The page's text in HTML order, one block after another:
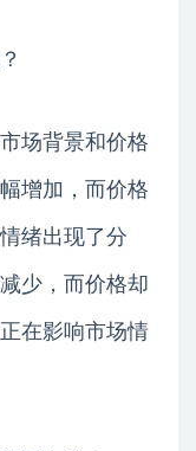
场背景和价格
增加，而价格
绪出现了分
少，而价格却
在影响市场情